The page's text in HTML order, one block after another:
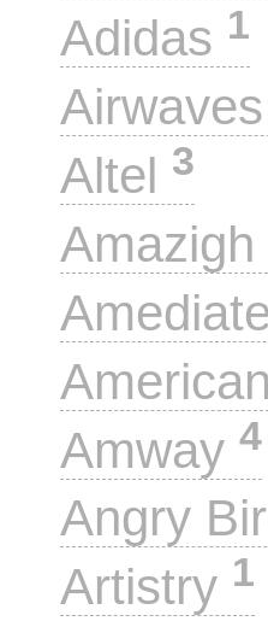
Adidas 1
Airwaves
Altel 3
Amazigh
Amway 4
Angry
Artistry 1